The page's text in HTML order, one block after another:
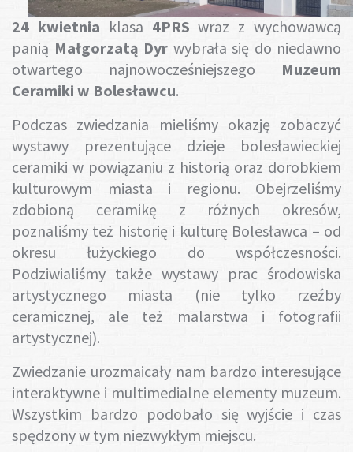
Plan lekcji
Gotuj z nami
24 kwietnia klasa 4PRS wraz z wychowawcą
panią Małgorzatą Dyr wybrała się do niedawno
otwartego najnowocześniejszego Muzeum
Ceramiki w Bolesławcu.
Podczas zwiedzania mieliśmy okazję zobaczyć
wystawy prezentujące dzieje bolesławieckiej
ceramiki w powiązaniu z historią oraz dorobkiem
kulturowym miasta i regionu. Obejrzeliśmy
zdobioną ceramikę z różnych okresów,
poznaliśmy też historię i kulturę Bolesławca – od
okresu łużyckiego do współczesności.
Podziwialiśmy także wystawy prac środowiska
artystycznego miasta (nie tylko rzeźby
ceramicznej, ale też malarstwa i fotografii
artystycznej).
Zwiedzanie urozmaicały nam bardzo interesujące
interaktywne i multimedialne elementy muzeum.
Wszystkim bardzo podobało się wyjście i czas
spędzony w tym niezwykłym miejscu.